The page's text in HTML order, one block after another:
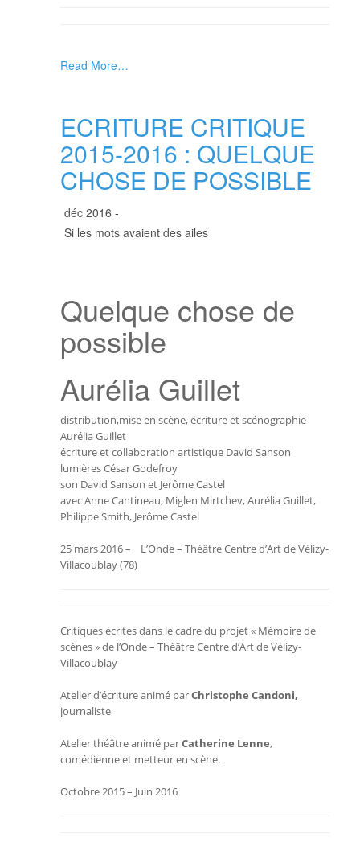
Read More…
ECRITURE CRITIQUE
2015-2016 : QUELQUE
CHOSE DE POSSIBLE
déc 2016 -
Si les mots avaient des ailes
Quelque chose de
possible
Aurélia Guillet
distribution,mise en scène, écriture et scénographie
Aurélia Guillet
écriture et collaboration artistique David Sanson
lumières César Godefroy
son David Sanson et Jerôme Castel
avec Anne Cantineau, Miglen Mirtchev, Aurélia Guillet,
Philippe Smith, Jerôme Castel
25 mars 2016 – L’Onde – Théâtre Centre d’Art de Vélizy-
Villacoublay (78)
Critiques écrites dans le cadre du projet « Mémoire de
scènes » de l’Onde – Théâtre Centre d’Art de Vélizy-
Villacoublay
Atelier d’écriture animé parChristophe Candoni,
journaliste
Atelier théâtre animé parCatherine Lenne,
comédienne et metteur en scène.
Octobre 2015 – Juin 2016